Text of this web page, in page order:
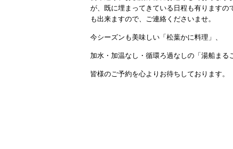
が、既に埋まってきている日程も有りますの
も出来ますので、ご連絡くださいませ。
今シーズンも美味しい「松葉かに料理」、
加水・加温なし・循環ろ過なしの「湯船ま
皆様のご予約を心よりお待ちしております。